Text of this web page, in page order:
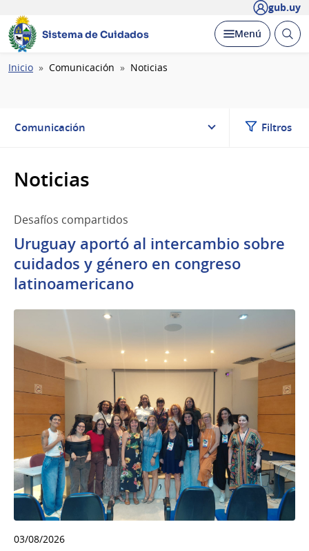
gub.uy
Sistema de Cuidados Desplegar
Menú Abrir
Ruta
Inicio Comunicación Noticias
Comunicación Filtros
Noticias
Desafíos compartidos
Uruguay aportó al intercambio sobre
cuidados y género en congreso
latinoamericano
03/08/2026